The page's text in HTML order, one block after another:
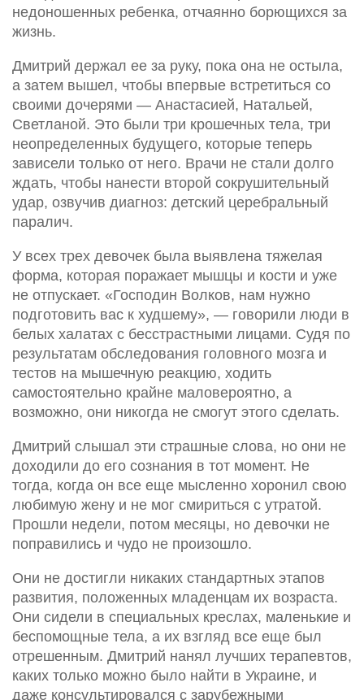
недоношенных ребенка, отчаянно борющихся за
жизнь.
Дмитрий держал ее за руку, пока она не остыла,
а затем вышел, чтобы впервые встретиться со
своими дочерями — Анастасией, Натальей,
Светланой. Это были три крошечных тела, три
неопределенных будущего, которые теперь
зависели только от него. Врачи не стали долго
ждать, чтобы нанести второй сокрушительный
удар, озвучив диагноз: детский церебральный
паралич.
У всех трех девочек была выявлена тяжелая
форма, которая поражает мышцы и кости и уже
не отпускает. «Господин Волков, нам нужно
подготовить вас к худшему», — говорили люди в
белых халатах с бесстрастными лицами. Судя по
результатам обследования головного мозга и
тестов на мышечную реакцию, ходить
самостоятельно крайне маловероятно, а
возможно, они никогда не смогут этого сделать.
Дмитрий слышал эти страшные слова, но они не
доходили до его сознания в тот момент. Не
тогда, когда он все еще мысленно хоронил свою
любимую жену и не мог смириться с утратой.
Прошли недели, потом месяцы, но девочки не
поправились и чудо не произошло.
Они не достигли никаких стандартных этапов
развития, положенных младенцам их возраста.
Они сидели в специальных креслах, маленькие и
беспомощные тела, а их взгляд все еще был
отрешенным. Дмитрий нанял лучших терапевтов,
каких только можно было найти в Украине, и
даже консультировался с зарубежными